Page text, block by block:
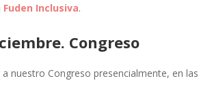
Fuden Inclusiva.
Congreso
nuestro Congreso presencialmente, en las